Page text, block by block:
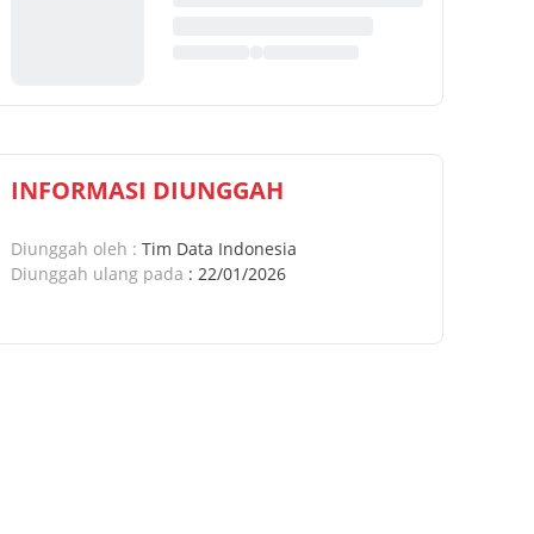
INFORMASI DIUNGGAH
Diunggah oleh : Tim Data Indonesia
Diunggah ulang pada : 22/01/2026